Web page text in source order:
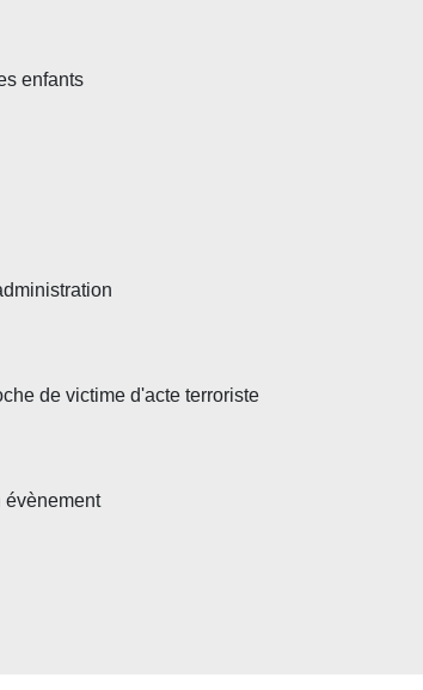
enfants
de victime d'acte terroriste
évènement